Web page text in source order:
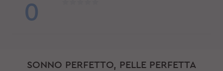
0
SONNO PERFETTO, PELLE PERFETTA